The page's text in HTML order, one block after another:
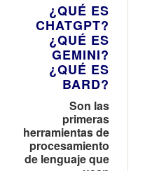
¿QUÉ ES
CHATGPT?
¿QUÉ ES
GEMINI?
¿QUÉ ES
BARD?
Son las
primeras
herramientas de
procesamiento
de lenguaje que